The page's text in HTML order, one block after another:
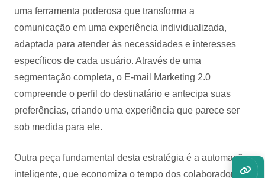
uma ferramenta poderosa que transforma a
comunicação em uma experiência individualizada,
adaptada para atender às necessidades e interesses
específicos de cada usuário. Através de uma
segmentação completa, o E-mail Marketing 2.0
compreende o perfil do destinatário e antecipa suas
preferências, criando uma experiência que parece ser
sob medida para ele.
Outra peça fundamental desta estratégia é a automação
inteligente, que economiza o tempo dos colaboradores